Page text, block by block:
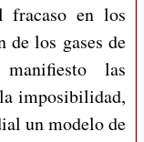
fracaso en los
los gases de
las
imposibilidad,
un modelo de